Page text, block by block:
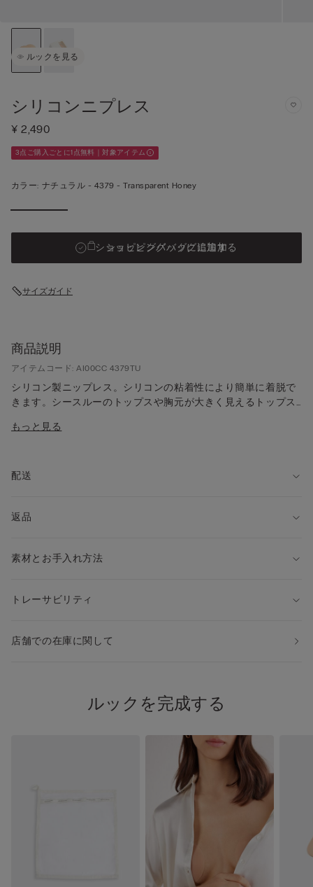
ルックを見る
シリコンニプレス
¥ 2,490
3点ご購入ごとに1点無料｜対象アイテム
カラー: ナチュラル - 4379 - Transparent Honey
ショッピングバッグに追加
ショッピングバッグに追加する
サイズガイド
商品説明
アイテムコード: AI00CC 4379TU
シリコン製ニップレス。シリコンの粘着性により簡単に着脱で
きます。シースルーのトップスや胸元が大きく見えるトップス
不良品の返品については常に保証されています。
もっと見る
配送
返品
素材とお手入れ方法
トレーサビリティ
店舗での在庫に関して
ルックを完成する